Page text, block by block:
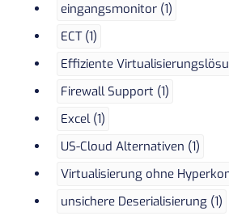
eingangsmonitor (1)
ECT (1)
Effiziente
Firewall Support (1)
Excel (1)
US-Cloud Alternativen (1)
Virtualisierung ohne
unsichere Deserialisierung (1)